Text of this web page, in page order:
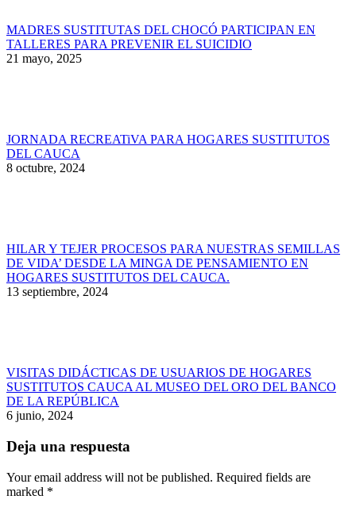
MADRES SUSTITUTAS DEL CHOCÓ PARTICIPAN EN
TALLERES PARA PREVENIR EL SUICIDIO
21 mayo, 2025
JORNADA RECREATiVA PARA HOGARES SUSTITUTOS
DEL CAUCA
8 octubre, 2024
HILAR Y TEJER PROCESOS PARA NUESTRAS SEMILLAS
DE VIDA’ DESDE LA MINGA DE PENSAMIENTO EN
HOGARES SUSTITUTOS DEL CAUCA.
13 septiembre, 2024
VISITAS DIDÁCTICAS DE USUARIOS DE HOGARES
SUSTITUTOS CAUCA AL MUSEO DEL ORO DEL BANCO
DE LA REPÚBLICA
6 junio, 2024
Deja una respuesta
Your email address will not be published. Required fields are
marked *